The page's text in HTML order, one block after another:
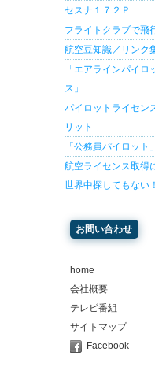
セスナ１７２Ｐ
フライトクラブで飛
航空豆知識／リンク
「エアラインパイ
ス」
パイロットライセン
リット
「公務員パイロット
航空ライセンス取得
世界中探してもない！
お問い合わせ
home
会社概要
テレビ番組
サイトマップ
Facebook